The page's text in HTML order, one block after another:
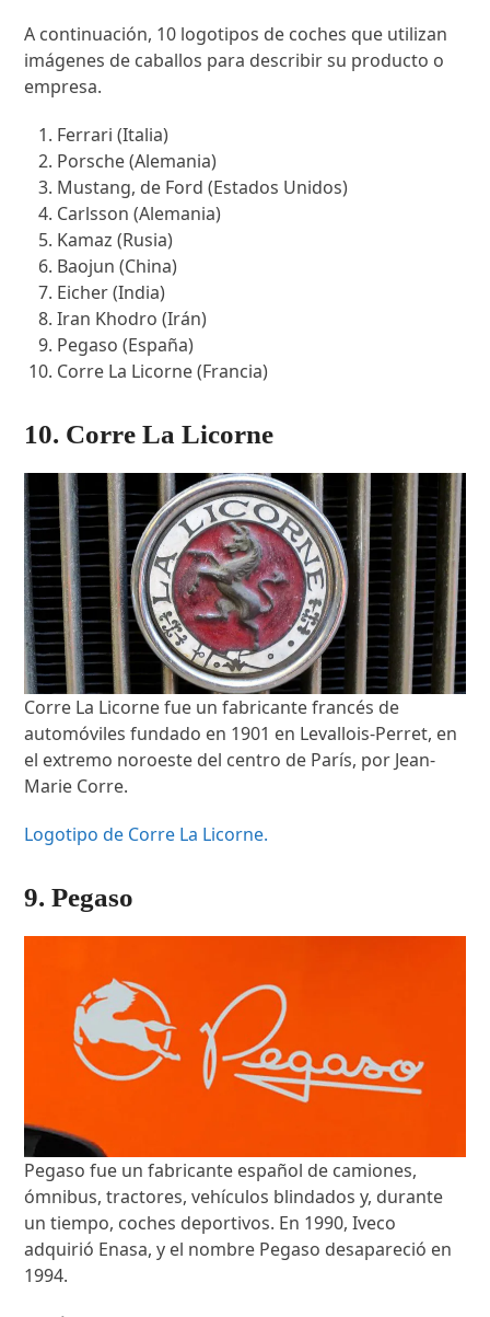
A continuación, 10 logotipos de coches que utilizan
imágenes de caballos para describir su producto o
empresa.
Ferrari (Italia)
Porsche (Alemania)
Mustang, de Ford (Estados Unidos)
Carlsson (Alemania)
Kamaz (Rusia)
Baojun (China)
Eicher (India)
Iran Khodro (Irán)
Pegaso (España)
Corre La Licorne (Francia)
10. Corre La Licorne
Corre La Licorne fue un fabricante francés de
automóviles fundado en 1901 en Levallois-Perret, en
el extremo noroeste del centro de París, por Jean-
Marie Corre.
Logotipo de Corre La Licorne.
9. Pegaso
Pegaso fue un fabricante español de camiones,
ómnibus, tractores, vehículos blindados y, durante
un tiempo, coches deportivos. En 1990, Iveco
adquirió Enasa, y el nombre Pegaso desapareció en
1994.